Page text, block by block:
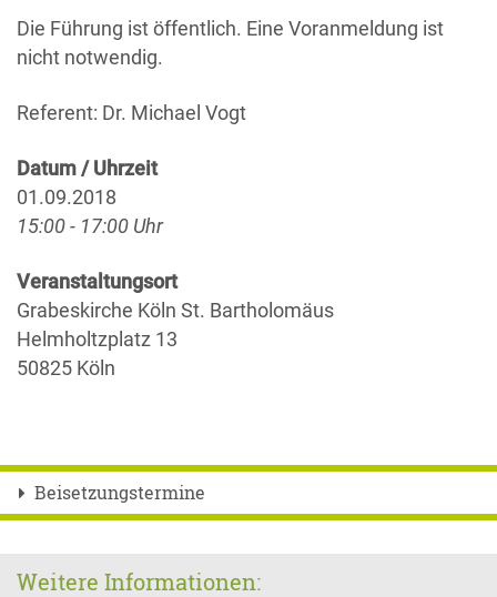
Die Führung ist öffentlich. Eine Voranmeldung ist
nicht notwendig.
Referent: Dr. Michael Vogt
Datum / Uhrzeit
01.09.2018
15:00 - 17:00 Uhr
Veranstaltungsort
Grabeskirche Köln St. Bartholomäus
Helmholtzplatz 13
50825 Köln
Beisetzungstermine
Weitere Informationen: